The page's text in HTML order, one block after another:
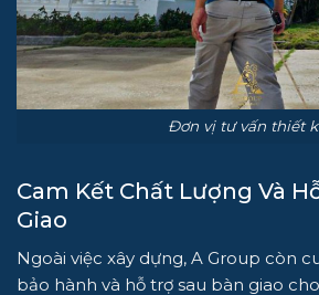
Đơn vị tư vấn thiết
Cam Kết Chất Lượng Và
Giao
Ngoài việc xây dựng, A Group còn
bảo hành và hỗ trợ sau bàn giao cho